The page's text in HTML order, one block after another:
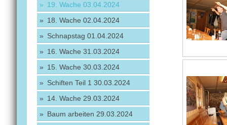
19. Wache 03.04.2024
18. Wache 02.04.2024
Schnapstag 01.04.2024
16. Wache 31.03.2024
15. Wache 30.03.2024
Schiften Teil 1 30.03.2024
14. Wache 29.03.2024
Baum arbeiten 29.03.2024